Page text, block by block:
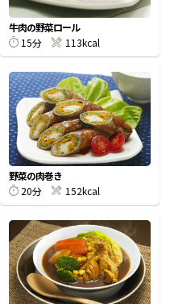
鰹節屋の
だしパック
牛肉の野菜ロール
15分
113kcal
野菜の肉巻き
20分
152kcal